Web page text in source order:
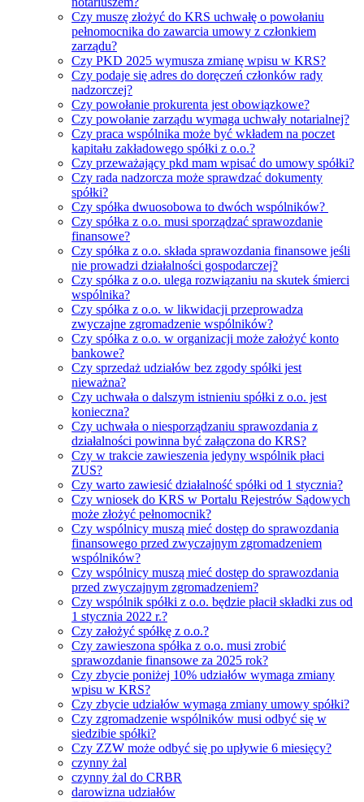
Czy muszę złożyć do KRS uchwałę o powołaniu
pełnomocnika do zawarcia umowy z członkiem
zarządu?
Czy PKD 2025 wymusza zmianę wpisu w KRS?
Czy podaje się adres do doręczeń członków rady
nadzorczej?
Czy powołanie prokurenta jest obowiązkowe?
Czy powołanie zarządu wymaga uchwały notarialnej?
Czy praca wspólnika może być wkładem na poczet
kapitału zakładowego spółki z o.o.?
Czy przeważający pkd mam wpisać do umowy spółki?
Czy rada nadzorcza może sprawdzać dokumenty
spółki?
Czy spółka dwuosobowa to dwóch wspólników?
Czy spółka z o.o. musi sporządzać sprawozdanie
finansowe?
Czy spółka z o.o. składa sprawozdania finansowe jeśli
nie prowadzi działalności gospodarczej?
Czy spółka z o.o. ulega rozwiązaniu na skutek śmierci
wspólnika?
Czy spółka z o.o. w likwidacji przeprowadza
zwyczajne zgromadzenie wspólników?
Czy spółka z o.o. w organizacji może założyć konto
bankowe?
Czy sprzedaż udziałów bez zgody spółki jest
nieważna?
Czy uchwała o dalszym istnieniu spółki z o.o. jest
konieczna?
Czy uchwała o niesporządzaniu sprawozdania z
działalności powinna być załączona do KRS?
Czy w trakcie zawieszenia jedyny wspólnik płaci
ZUS?
Czy warto zawiesić działalność spółki od 1 stycznia?
Czy wniosek do KRS w Portalu Rejestrów Sądowych
może złożyć pełnomocnik?
Czy wspólnicy muszą mieć dostęp do sprawozdania
finansowego przed zwyczajnym zgromadzeniem
wspólników?
Czy wspólnicy muszą mieć dostęp do sprawozdania
przed zwyczajnym zgromadzeniem?
Czy wspólnik spółki z o.o. będzie płacił składki zus od
1 stycznia 2022 r.?
Czy założyć spółkę z o.o.?
Czy zawieszona spółka z o.o. musi zrobić
sprawozdanie finansowe za 2025 rok?
Czy zbycie poniżej 10% udziałów wymaga zmiany
wpisu w KRS?
Czy zbycie udziałów wymaga zmiany umowy spółki?
Czy zgromadzenie wspólników musi odbyć się w
siedzibie spółki?
Czy ZZW może odbyć się po upływie 6 miesięcy?
czynny żal
czynny żal do CRBR
darowizna udziałów